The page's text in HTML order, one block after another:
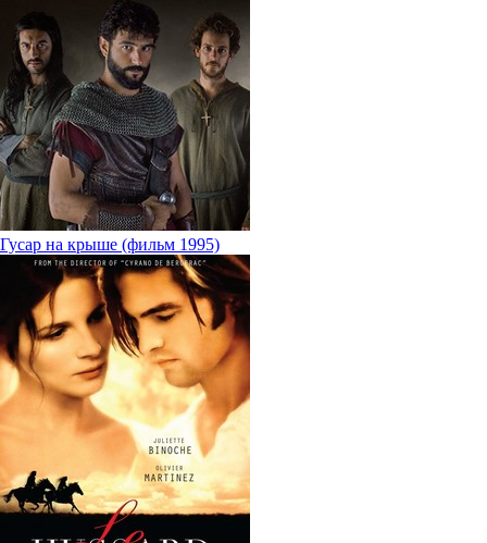
Гусар на крыше (фильм 1995)